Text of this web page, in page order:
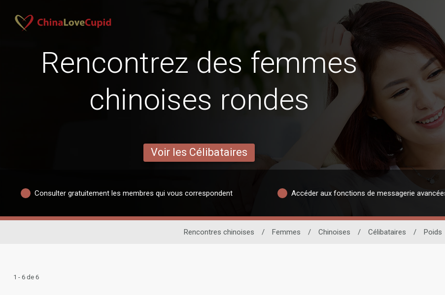
Rencontrez des femmes
chinoises rondes
Voir les Célibataires
Consulter gratuitement les membres qui vous correspondent Accéder aux fonctions de messagerie
Rencontres chinoises / Femmes / Chinoises / Célibataires / Poids
1 - 6 de 6